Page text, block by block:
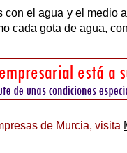
el agua y el medio
cada gota de agua,
de Murcia, visita